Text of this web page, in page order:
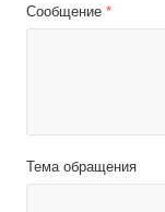
Сообщение *
Тема обращения